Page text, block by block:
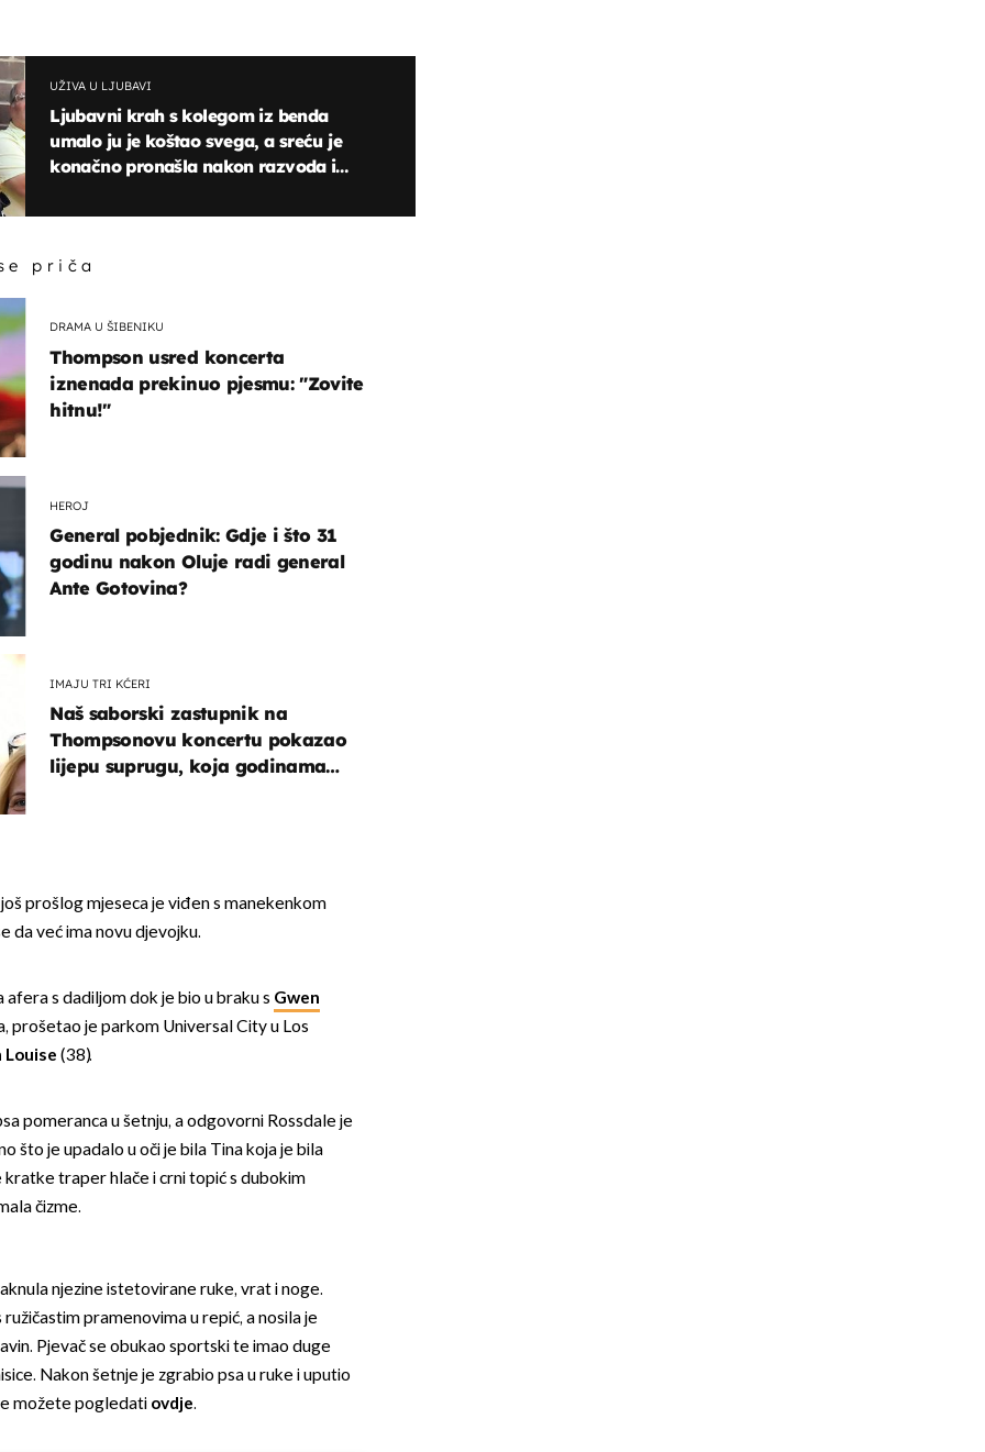
UŽIVA U LJUBAVI
Ljubavni krah s kolegom iz benda
umalo ju je koštao svega, a sreću je
konačno pronašla nakon razvoda i
priča
DRAMA U ŠIBENIKU
Thompson usred koncerta
iznenada prekinuo pjesmu: "Zovite
hitnu!"
HEROJ
General pobjednik: Gdje i što 31
godinu nakon Oluje radi general
Ante Gotovina?
IMAJU TRI KĆERI
Naš saborski zastupnik na
Thompsonovu koncertu pokazao
lijepu suprugu, koja godinama
prošlog mjeseca je viđen s manekenkom
da već ima novu djevojku.
s dadiljom dok je bio u braku s Gwen
prošetao je parkom Universal City u Los
Louise (38).
pomeranca u šetnju, a odgovorni Rossdale je
što je upadalo u oči je bila Tina koja je bila
traper hlače i crni topić s dubokim
čizme.
njezine istetovirane ruke, vrat i noge.
pramenovima u repić, a nosila je
Pjevač se obukao sportski te imao duge
Nakon šetnje je zgrabio psa u ruke i uputio
možete pogledati ovdje.
OMOGUĆI OBAVIJESTI